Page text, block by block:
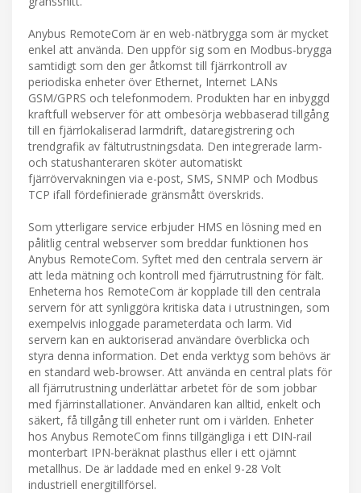
Anybus RemoteCom är en web-nätbrygga som är mycket
enkel att använda. Den uppför sig som en Modbus-brygga
samtidigt som den ger åtkomst till fjärrkontroll av
periodiska enheter över Ethernet, Internet LANs
GSM/GPRS och telefonmodem. Produkten har en inbyggd
kraftfull webserver för att ombesörja webbaserad tillgång
till en fjärrlokaliserad larmdrift, dataregistrering och
trendgrafik av fältutrustningsdata. Den integrerade larm-
och statushanteraren sköter automatiskt
fjärrövervakningen via e-post, SMS, SNMP och Modbus
TCP ifall fördefinierade gränsmått överskrids.
Som ytterligare service erbjuder HMS en lösning med en
pålitlig central webserver som breddar funktionen hos
Anybus RemoteCom. Syftet med den centrala servern är
att leda mätning och kontroll med fjärrutrustning för fält.
Enheterna hos RemoteCom är kopplade till den centrala
servern för att synliggöra kritiska data i utrustningen, som
exempelvis inloggade parameterdata och larm. Vid
servern kan en auktoriserad användare överblicka och
styra denna information. Det enda verktyg som behövs är
en standard web-browser. Att använda en central plats för
all fjärrutrustning underlättar arbetet för de som jobbar
med fjärrinstallationer. Användaren kan alltid, enkelt och
säkert, få tillgång till enheter runt om i världen. Enheter
hos Anybus RemoteCom finns tillgängliga i ett DIN-rail
monterbart IPN-beräknat plasthus eller i ett ojämnt
metallhus. De är laddade med en enkel 9-28 Volt
industriell energitillförsel.